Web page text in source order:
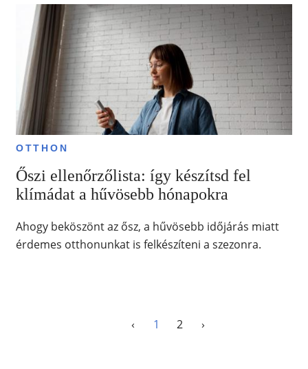
OTTHON
Őszi ellenőrzőlista: így készítsd fel
klímádat a hűvösebb hónapokra
Ahogy beköszönt az ősz, a hűvösebb időjárás miatt
érdemes otthonunkat is felkészíteni a szezonra.
‹ 1 2 ›